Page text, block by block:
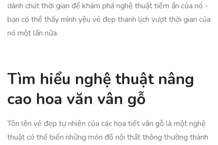
dành chút thời gian để khám phá nghệ thuật tiềm ẩn của nó -
bạn có thể thấy mình yêu vẻ đẹp thanh lịch vượt thời gian của
nó một lần nữa.
Tìm hiểu nghệ thuật nâng
cao hoa văn vân gỗ
Tôn lên vẻ đẹp tự nhiên của các họa tiết vân gỗ là một nghệ
thuật có thể biến những món đồ nội thất thông thường thành